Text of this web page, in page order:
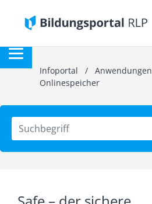
Infoportal / Anwendungen
Onlinespeicher